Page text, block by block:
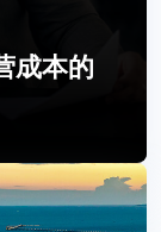
成本的